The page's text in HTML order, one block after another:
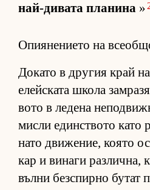
най-ди­вата пла­нина »
Опиянението на
До­като в дру­гия край
елейс­ката школа
вото в ле­дена
мисли един­с­т­вото като
нато дви­же­ние, ко­ято
кар и ви­наги раз­лич­на,
вълни без­спирно бу­тат